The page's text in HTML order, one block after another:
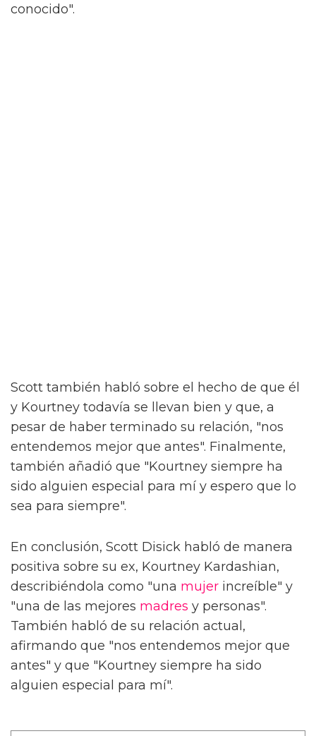
conocido".
Scott también habló sobre el hecho de que él
y Kourtney todavía se llevan bien y que, a
pesar de haber terminado su relación, "nos
entendemos mejor que antes". Finalmente,
también añadió que "Kourtney siempre ha
sido alguien especial para mí y espero que lo
sea para siempre".
En conclusión, Scott Disick habló de manera
positiva sobre su ex, Kourtney Kardashian,
describiéndola como "una mujer increíble" y
"una de las mejores madres y personas".
También habló de su relación actual,
afirmando que "nos entendemos mejor que
antes" y que "Kourtney siempre ha sido
alguien especial para mí".